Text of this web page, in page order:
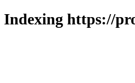
Indexing https://